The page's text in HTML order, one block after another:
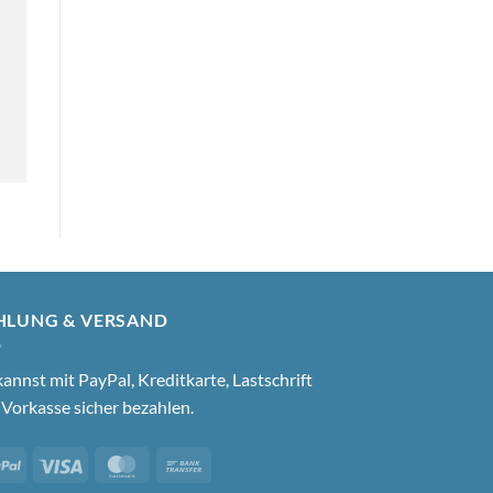
& VERSAND
mit PayPal, Kreditkarte, Lastschrift
sicher bezahlen.
PayPal Visa MasterCard